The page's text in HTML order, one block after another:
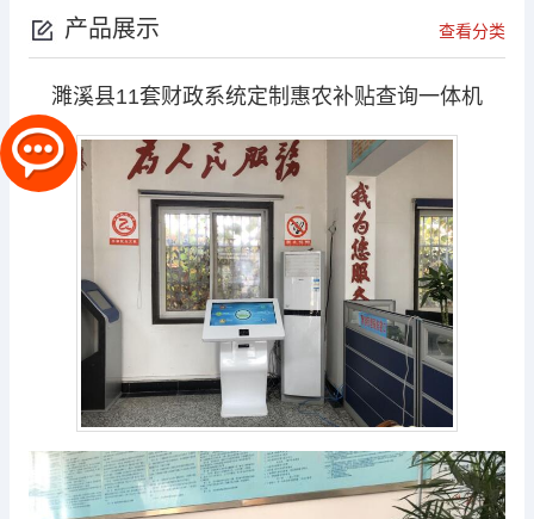
产品展示 查看分类
濉溪县11套财政系统定制惠农补贴查询一体机